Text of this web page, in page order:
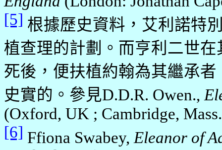
[5] 根據歷史資料，艾利諾特
植查理的計劃。而亨利二世在
死後，便扶植約翰為其繼承
史實的。 參見D.D.R. Owen.,
(Oxford, UK ; Cambridge,
[6] Ffiona Swabey, Eleanor of